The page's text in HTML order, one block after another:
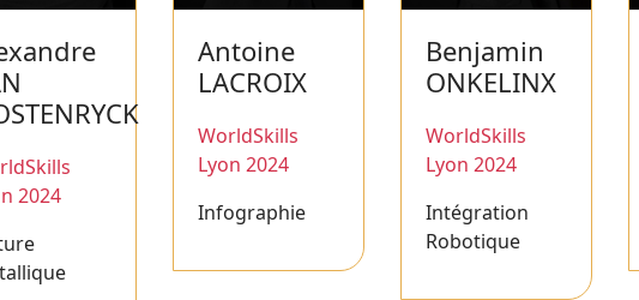
2024
Antoine
LACROIX
WorldSkills
Lyon 2024
Infographie
Benjamin
ONKELINX
WorldSkills
Lyon 2024
Intégration
Robotique